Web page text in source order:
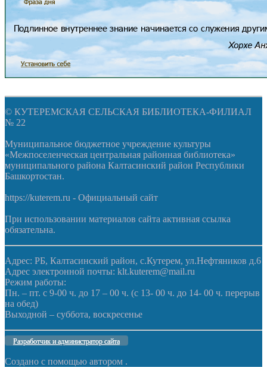
© КУТЕРЕМСКАЯ СЕЛЬСКАЯ БИБЛИОТЕКА-ФИЛИАЛ
№ 22
Муниципальное бюджетное учреждение культуры
«Межпоселенческая центральная районная библиотека»
муниципального района Калтасинский район Республики
Башкортостан.
https://kuterem.ru - Официальный сайт
При использовании материалов сайта активная ссылка
обязательна.
Адрес: РБ, Калтасинский район, с.Кутерем, ул.Нефтяников д.6
Адрес электронной почты: klt.kuterem@mail.ru
Режим работы:
Пн. – пт. с 9-00 ч. до 17 – 00 ч. (с 13- 00 ч. до 14- 00 ч. перерыв
на обед)
Выходной – суббота, воскресенье
Разработчик и администратор сайта
Создано с помощью автором .